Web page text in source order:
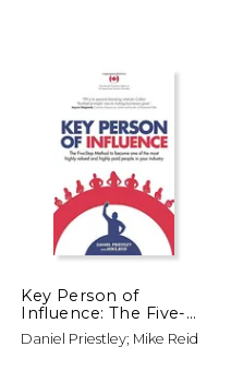
Key Person of
Influence: The Five-
Step Method to
Become one of the
Daniel Priestley; Mike Reid